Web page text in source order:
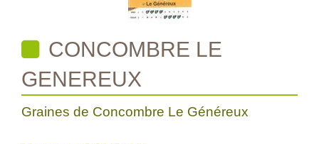
CONCOMBRE LE
GENEREUX
Graines de Concombre Le Généreux